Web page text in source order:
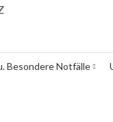
Besondere Notfälle